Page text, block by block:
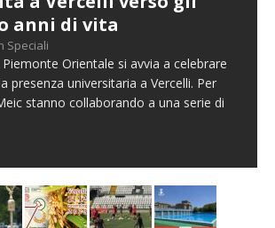
anni di vita
Speciali
Piemonte Orientale si avvia a celebrare
presenza universitaria a Vercelli. Per
stanno collaborando a una serie di